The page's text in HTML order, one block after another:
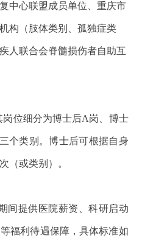
中心联盟成员单位、重庆市
构（肢体类别、孤独症类
人联合会脊髓损伤者自助互
岗位细分为博士后A岗、博士
个类别。博士后可根据自身
（或类别） 。
间提供医院薪资、科研启动
福利待遇保障，具体标准如